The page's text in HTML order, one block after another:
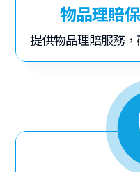
物品理賠
提供物品理賠服務